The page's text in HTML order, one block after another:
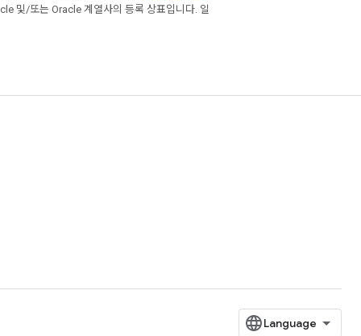
및/또는 Oracle 계열사의 등록 상표입니다. 일